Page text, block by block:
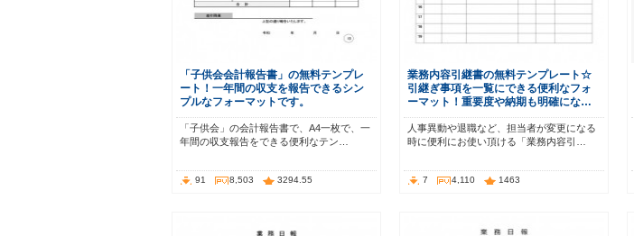
「子供会会計報告書」の無料テンプレ
ート！一年間の収支を報告できるシン
プルなフォーマットです。
「子供会」の会計報告書で、A4一枚で、一
年間の収支報告をできる便利なテン…
91 8,503 3294.55
業務内容引継書の無料テンプレート☆
引継ぎ事項を一覧にできる便利なフォ
ーマット！重要度や納期も明確にな…
人事異動や退職など、担当者が変更になる
時に便利にお使い頂ける「業務内容引…
7 4,110 1463